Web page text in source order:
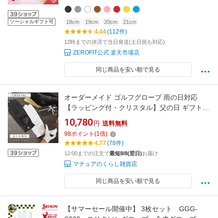
ソーシャルギフト可
21cm ゴルフ手袋
18cm 19cm 20cm 21cm
4.44(112件)
12時までの決済で当日発送(土日祝も対応)
ZEROFIT公式 楽天市場店
同じ商品を安い順で見る
オーダーメイド ゴルフグローブ 雨の日対応
【ラッピング付・クリスタル】父の日 ギフト
本革 名入れ対応 メンズ レディース 手型採寸 ギ
フト プレゼント 高級 コンペ景品 記念品 誕生日
退職祝い 母の日 還暦祝い オリジナルグローブ
グリップ強化 手作り ゴルフ好き 贈り物
10,780 円 送料無料
98ポイント (1倍)
4.77(78件)
12:00までの注文で最短8/8(翌日)お届け
マチュアのくらし雑貨店
同じ商品を安い順で見る
【サマーセール開催中】 3枚セット GGG-